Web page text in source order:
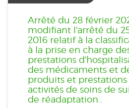
Arrêté du 28 février
modifiant l'arrêté du
2016 relatif à la
à la prise en charge
prestations
des médicaments et
produits et prestations
activités de soins de
de réadaptation..